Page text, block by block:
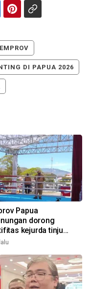
DI PAPUA 2026
Papua
dorong
kejurda tinju
2026